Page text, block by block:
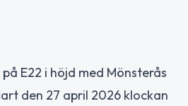
E22 i höjd med Mönsterås
den 27 april 2026 klockan